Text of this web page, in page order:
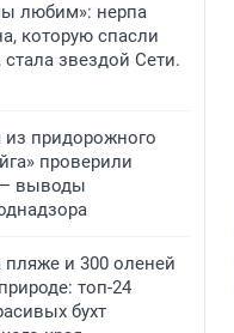
любим»: нерпа
которую спасли
звездой Сети.
придорожного
проверили
выводы
пляже и 300 оленей
топ-24
бухт